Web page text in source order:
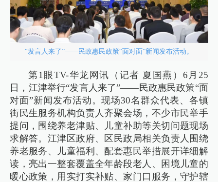
“发言人来了”——民政惠民政策“面对面”新闻发布活动。
第1眼TV-华龙网讯（记者 夏国燕）6月25
日，江津举行“发言人来了”——民政惠民政策“面
对面”新闻发布活动。现场30名群众代表、各镇
街民生服务机构负责人齐聚会场，不少市民举手
提问，围绕养老津贴、儿童补助等关切问题现场
求解答。江津区政府、区民政局相关负责人围绕
养老服务、儿童福利、配套惠民举措展开详细解
读，亮出一整套覆盖全年龄段老人、困境儿童的
暖心政策，用实打实补贴、家门口服务，守护辖